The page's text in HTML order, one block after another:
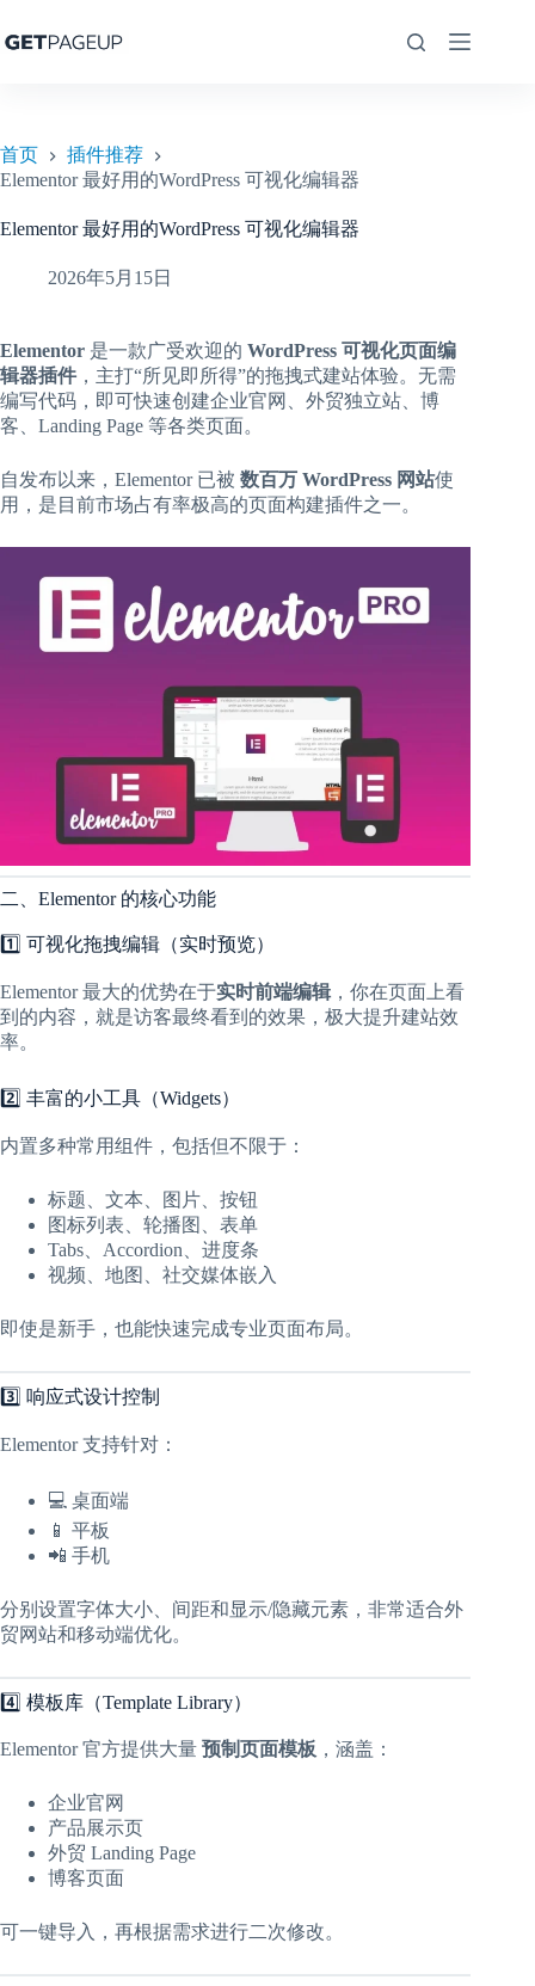
至
首页
插件推荐
Elementor 最好用的WordPress 可视化编辑器
Elementor 最好用的WordPress 可视化编辑器
2026年5月15日
Elementor 是一款广受欢迎的 WordPress 可视化页面编
辑器插件 ，主打“所见即所得”的拖拽式建站体验。无需
编写代码，即可快速创建企业官网、外贸独立站、博
客、Landing Page 等各类页面。
自发布以来，Elementor 已被 数百万 WordPress 网站使
用，是目前市场占有率极高的页面构建插件之一。
二、Elementor 的核心功能
1️⃣ 可视化拖拽编辑（实时预览）
Elementor 最大的优势在于实时前端编辑，你在页面上看
到的内容，就是访客最终看到的效果，极大提升建站效
率。
2️⃣ 丰富的小工具（Widgets）
内置多种常用组件，包括但不限于：
标题、文本、图片、按钮
图标列表、轮播图、表单
Tabs、Accordion、进度条
视频、地图、社交媒体嵌入
即使是新手，也能快速完成专业页面布局。
3️⃣ 响应式设计控制
Elementor 支持针对：
💻 桌面端
📱 平板
📲 手机
分别设置字体大小、间距和显示/隐藏元素，非常适合外
贸网站和移动端优化。
4️⃣ 模板库（Template Library）
Elementor 官方提供大量 预制页面模板 ，涵盖：
企业官网
产品展示页
外贸 Landing Page
博客页面
可一键导入，再根据需求进行二次修改。